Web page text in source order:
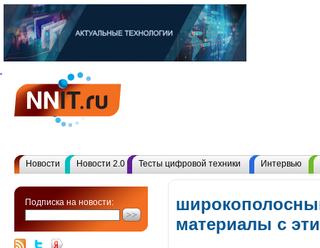
Новости Новости 2.0 Тесты цифровой техники Интервью
Подписка на новости:
материалы с